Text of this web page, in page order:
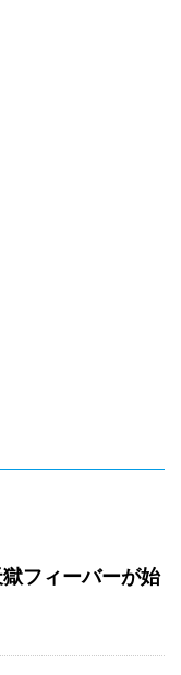
フィーバーが始